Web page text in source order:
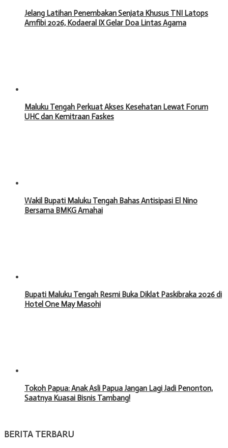
Jelang Latihan Penembakan Senjata Khusus TNI Latops
Amfibi 2026, Kodaeral IX Gelar Doa Lintas Agama
Maluku Tengah Perkuat Akses Kesehatan Lewat Forum
UHC dan Kemitraan Faskes
Wakil Bupati Maluku Tengah Bahas Antisipasi El Nino
Bersama BMKG Amahai
Bupati Maluku Tengah Resmi Buka Diklat Paskibraka 2026 di
Hotel One May Masohi
Tokoh Papua: Anak Asli Papua Jangan Lagi Jadi Penonton,
Saatnya Kuasai Bisnis Tambang!
BERITA TERBARU